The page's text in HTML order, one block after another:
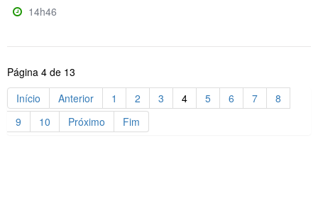
14h46
Página 4 de 13
Início
Anterior 1 2 3 4 5 6 7
8
9
10 Próximo Fim